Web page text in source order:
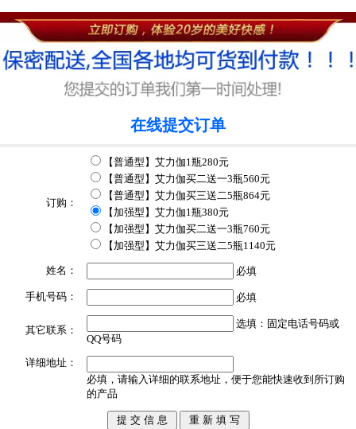
回 复： 谢谢支持！
来 自： 山西省长治市 电信 IP：59.48.47.** 日期：2015-6-26 2:02:00
主 题： 产品就是好
在线提交订单